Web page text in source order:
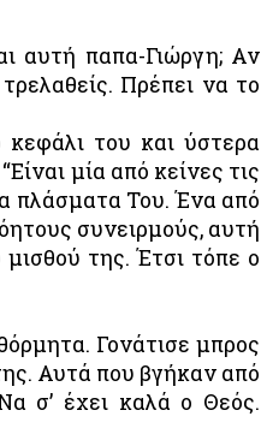
αυτή παπα-Γιώργη; Αν
Πρέπει να το
του και ύστερα
μία από κείνες τις
πλάσματα Του. Ένα από
συνειρμούς, αυτή
της. Έτσι τόπε ο
Γονάτισε μπρος
Αυτά που βγήκαν από
σ’ έχει καλά ο Θεός.